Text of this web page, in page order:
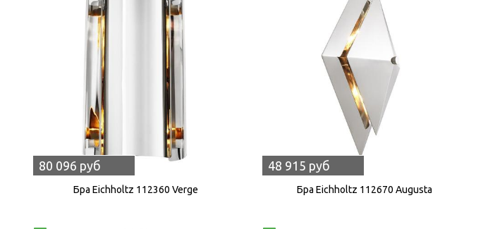
80 096 руб
Бра Eichholtz 112360 Verge
48 915 руб
Бра Eichholtz 112670 Augusta